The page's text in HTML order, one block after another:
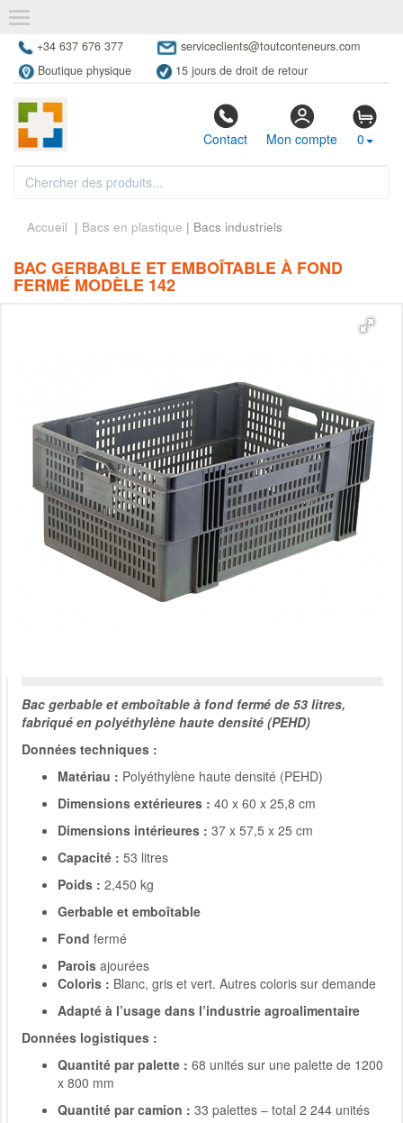
+34 637 676 377
serviceclients@toutconteneurs.com
Boutique physique
15 jours de droit de retour
Contact Mon compte 0
Accueil | Bacs en plastique | Bacs industriels
BAC GERBABLE ET EMBOÎTABLE À FOND
FERMÉ MODÈLE 142
Bac gerbable et emboîtable à fond fermé de 53 litres,
fabriqué en polyéthylène haute densité (PEHD)
Données techniques :
Matériau : Polyéthylène haute densité (PEHD)
Dimensions extérieures : 40 x 60 x 25,8 cm
Dimensions intérieures : 37 x 57,5 x 25 cm
Capacité : 53 litres
Poids : 2,450 kg
Gerbable et emboîtable
Fond fermé
Parois ajourées
Coloris : Blanc, gris et vert. Autres coloris sur demande
Adapté à l’usage dans l’industrie agroalimentaire
Données logistiques :
Quantité par palette : 68 unités sur une palette de 1200
x 800 mm
Quantité par camion : 33 palettes – total 2 244 unités